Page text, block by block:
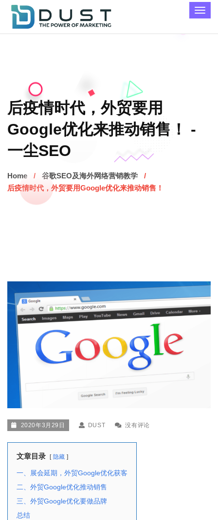
后疫情时代，外贸要用
Google优化来推动销售！ -
一尘SEO
Home
谷歌SEO及海外网络营销教学
后疫情时代，外贸要用Google优化来推动销售！
2020年3月29日 DUST 没有评论
文章目录 隐藏
一、展会延期，外贸Google优化获客
二、外贸Google优化推动销售
三、外贸Google优化要做品牌
总结